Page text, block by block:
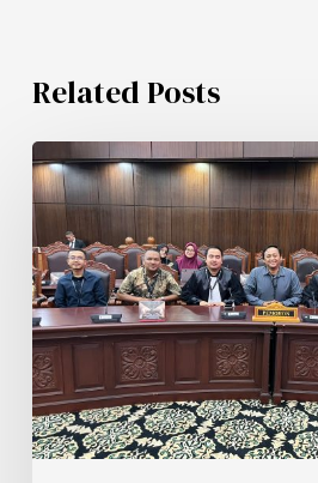
Related Posts